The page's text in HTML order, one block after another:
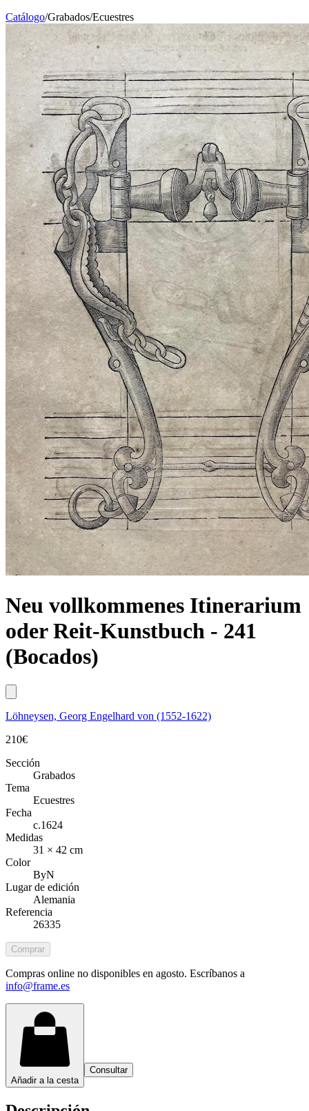
Catálogo/Grabados/Ecuestres
Neu vollkommenes Itinerarium
oder Reit-Kunstbuch - 241
(Bocados)
Löhneysen, Georg Engelhard von (1552-1622)
210€
Sección
Grabados
Tema
Ecuestres
Fecha
c.1624
Medidas
31 × 42 cm
Color
ByN
Lugar de edición
Alemania
Referencia
26335
Comprar
Compras online no disponibles en agosto. Escríbanos a
info@frame.es
Añadir a la cesta
Consultar